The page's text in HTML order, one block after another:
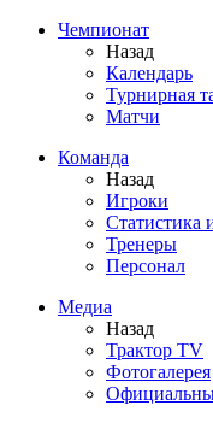
Чемпионат
Назад
Календарь
Турнирная
Матчи
Команда
Назад
Игроки
Статистика
Тренеры
Персонал
Медиа
Назад
Трактор TV
Фотогалерея